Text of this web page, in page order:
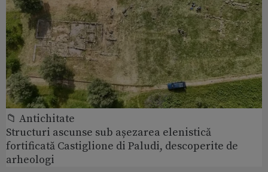
📁 Antichitate
Structuri ascunse sub așezarea elenistică
fortificată Castiglione di Paludi, descoperite de
arheologi